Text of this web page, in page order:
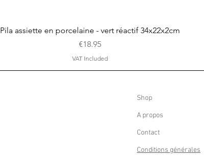
Quick View
Pila assiette en porcelaine - vert réactif 34x22x2cm
Price
€18.95
VAT Included
Shop
A propos
Contact
Conditions générales